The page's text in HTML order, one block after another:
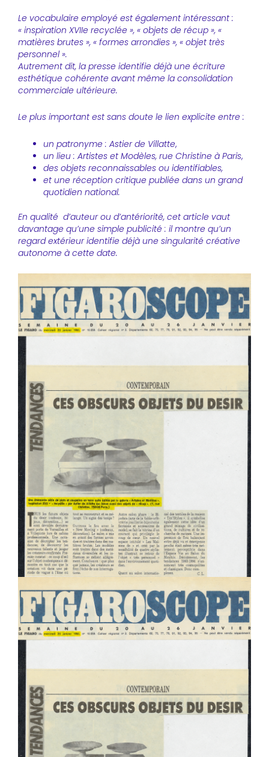
Le vocabulaire employé est également intéressant :
« inspiration XVIIe recyclée », « objets de récup », «
matières brutes », « formes arrondies », « objet très
personnel ».
Autrement dit, la presse identifie déjà une écriture
esthétique cohérente avant même la consolidation
commerciale ultérieure.
Le plus important est sans doute le lien explicite entre :
un patronyme : Astier de Villatte,
un lieu : Artistes et Modèles, rue Christine à Paris,
des objets reconnaissables ou identifiables,
et une réception critique publiée dans un grand
quotidien national.
En qualité d’auteur ou d’antériorité, cet article vaut
davantage qu’une simple publicité : il montre qu’un
regard extérieur identifie déjà une singularité créative
autonome à cette date.